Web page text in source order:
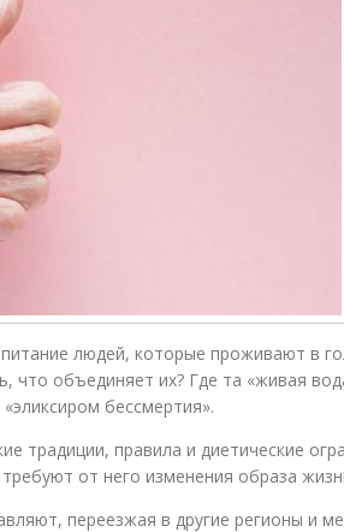
людей, которые проживают в
что объединяет их? Где та «живая
бессмертия».
традиции, правила и диетические
от него изменения образа
переезжая в другие регионы и